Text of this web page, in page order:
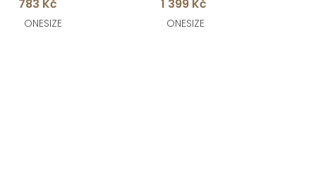
783 Kč
ONESIZE
1 399 Kč
ONESIZE